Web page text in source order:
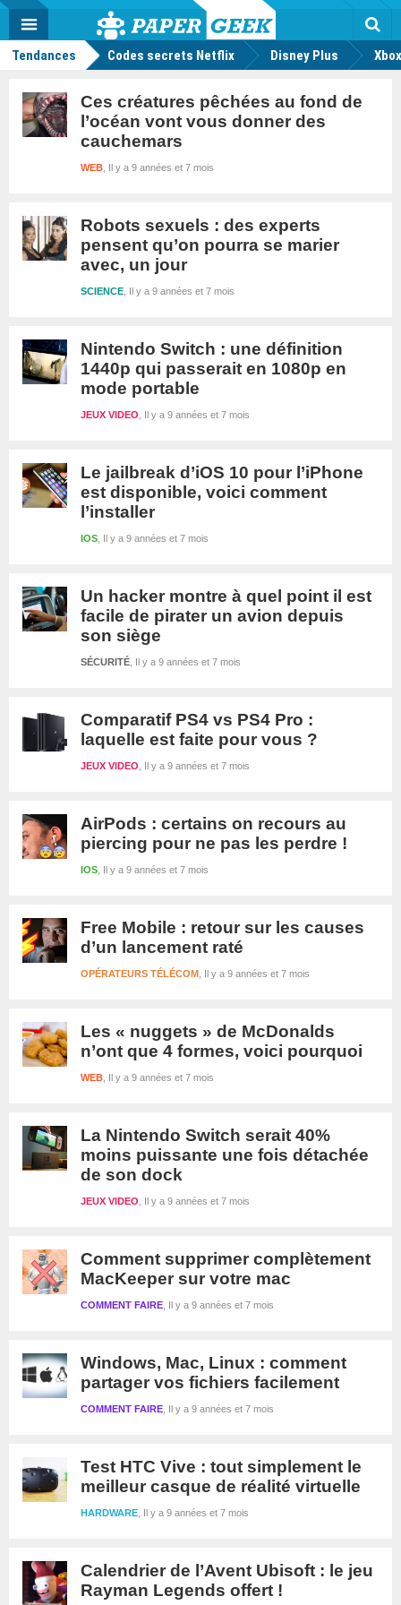
Actu
geek
MENU
Tendances Codes secrets Netflix Disney Plus
Ces créatures pêchées au fond de
l’océan vont vous donner des
cauchemars
Il y a 9 années et 7 mois
WEB
Robots sexuels : des experts
pensent qu’on pourra se marier
avec, un jour
Il y a 9 années et 7 mois
SCIENCE
Nintendo Switch : une définition
1440p qui passerait en 1080p en
mode portable
Il y a 9 années et 7 mois
JEUX VIDEO
Le jailbreak d’iOS 10 pour l’iPhone
est disponible, voici comment
l’installer
Il y a 9 années et 7 mois
IOS
Un hacker montre à quel point il est
facile de pirater un avion depuis
son siège
Il y a 9 années et 7 mois
SÉCURITÉ
Comparatif PS4 vs PS4 Pro :
laquelle est faite pour vous ?
Il y a 9 années et 7 mois
JEUX VIDEO
AirPods : certains on recours au
piercing pour ne pas les perdre !
Il y a 9 années et 7 mois
IOS
Free Mobile : retour sur les causes
d’un lancement raté
Il y a 9 années et 7 mois
OPÉRATEURS TÉLÉCOM
Les « nuggets » de McDonalds
n’ont que 4 formes, voici pourquoi
Il y a 9 années et 7 mois
WEB
La Nintendo Switch serait 40%
moins puissante une fois détachée
de son dock
Il y a 9 années et 7 mois
JEUX VIDEO
Comment supprimer complètement
MacKeeper sur votre mac
Il y a 9 années et 7 mois
COMMENT FAIRE
Windows, Mac, Linux : comment
partager vos fichiers facilement
Il y a 9 années et 7 mois
COMMENT FAIRE
Test HTC Vive : tout simplement le
meilleur casque de réalité virtuelle
Il y a 9 années et 7 mois
HARDWARE
Calendrier de l’Avent Ubisoft : le jeu
Rayman Legends offert !
Mode
FacebookTwitter Youtube